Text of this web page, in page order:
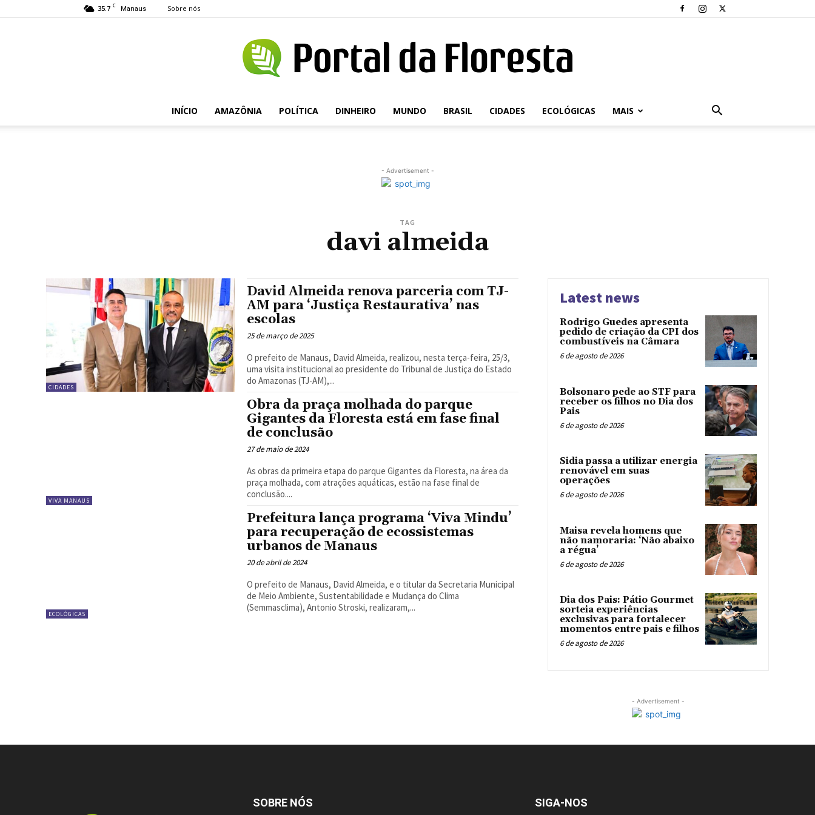
35.7 C Manaus Sobre nós
Portal
INÍCIO AMAZÔNIA POLÍTICA DINHEIRO MUNDO BRASIL CIDADES ECOLÓGICAS MAIS
- Advertisement -
TAG
davi almeida
CIDADES
David Almeida renova parceria com TJ-
AM para ‘Justiça Restaurativa’ nas
escolas
25 de março de 2025
O prefeito de Manaus, David Almeida, realizou, nesta terça-feira, 25/3,
uma visita institucional ao presidente do Tribunal de Justiça do Estado
do Amazonas (TJ-AM),...
VIVA MANAUS
Obra da praça molhada do parque
Gigantes da Floresta está em fase final
de conclusão
27 de maio de 2024
As obras da primeira etapa do parque Gigantes da Floresta, na área da
praça molhada, com atrações aquáticas, estão na fase final de
conclusão....
ECOLÓGICAS
Prefeitura lança programa ‘Viva Mindu’
para recuperação de ecossistemas
urbanos de Manaus
20 de abril de 2024
O prefeito de Manaus, David Almeida, e o titular da Secretaria Municipal
de Meio Ambiente, Sustentabilidade e Mudança do Clima
(Semmasclima), Antonio Stroski, realizaram,...
Latest news
Rodrigo Guedes apresenta
pedido de criação da CPI dos
combustíveis na Câmara
6 de agosto de 2026
Bolsonaro pede ao STF para
receber os filhos no Dia dos
Pais
6 de agosto de 2026
Sidia passa a utilizar energia
renovável em suas
operações
6 de agosto de 2026
Maisa revela homens que
não namoraria: ‘Não abaixo
a régua’
6 de agosto de 2026
Dia dos Pais: Pátio Gourmet
sorteia experiências
exclusivas para fortalecer
momentos entre pais e filhos
6 de agosto de 2026
- Advertisement -
SOBRE NÓS SIGA-NOS